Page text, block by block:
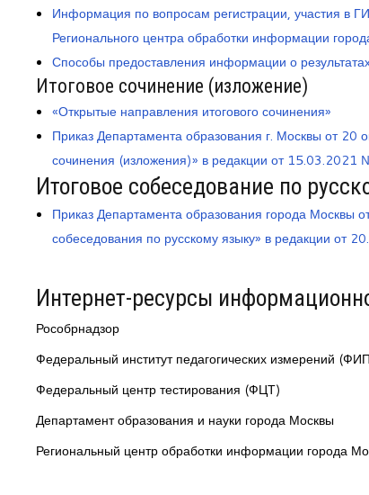
Информация по вопросам регистрации, участия в
Регионального центра обработки информации
Способы предоставления информации о
Итоговое сочинение (изложение)
«Открытые направления итогового сочинения»
Приказ Департамента образования г. Москвы от
сочинения (изложения)» в редакции от 15.03.2021
Итоговое собеседование по
Приказ Департамента образования города Москвы
собеседования по русскому языку» в редакции от
Интернет-ресурсы
Рособрнадзор
Федеральный институт педагогических измерений
Федеральный центр тестирования (ФЦТ)
Департамент образования и науки города Москвы
Региональный центр обработки информации города